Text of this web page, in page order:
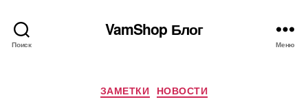
Поиск
VamShop Блог
Меню
Рубрики
ЗАМЕТКИ НОВОСТИ